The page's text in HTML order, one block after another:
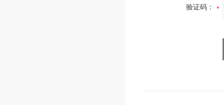
验证码：